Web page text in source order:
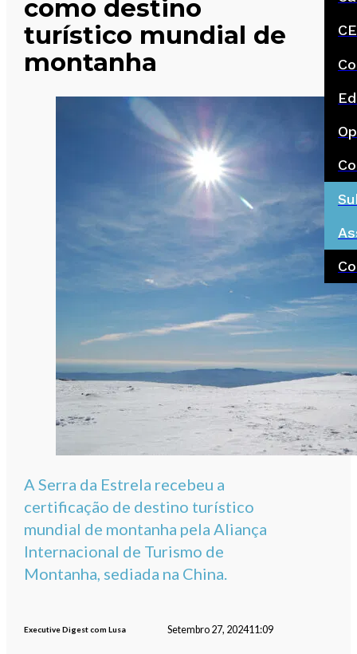
como destino
turístico mundial de
montanha
A Serra da Estrela recebeu a
certificação de destino turístico
mundial de montanha pela Aliança
Internacional de Turismo de
Montanha, sediada na China.
Executive Digest com Lusa Setembro 27, 202411:09